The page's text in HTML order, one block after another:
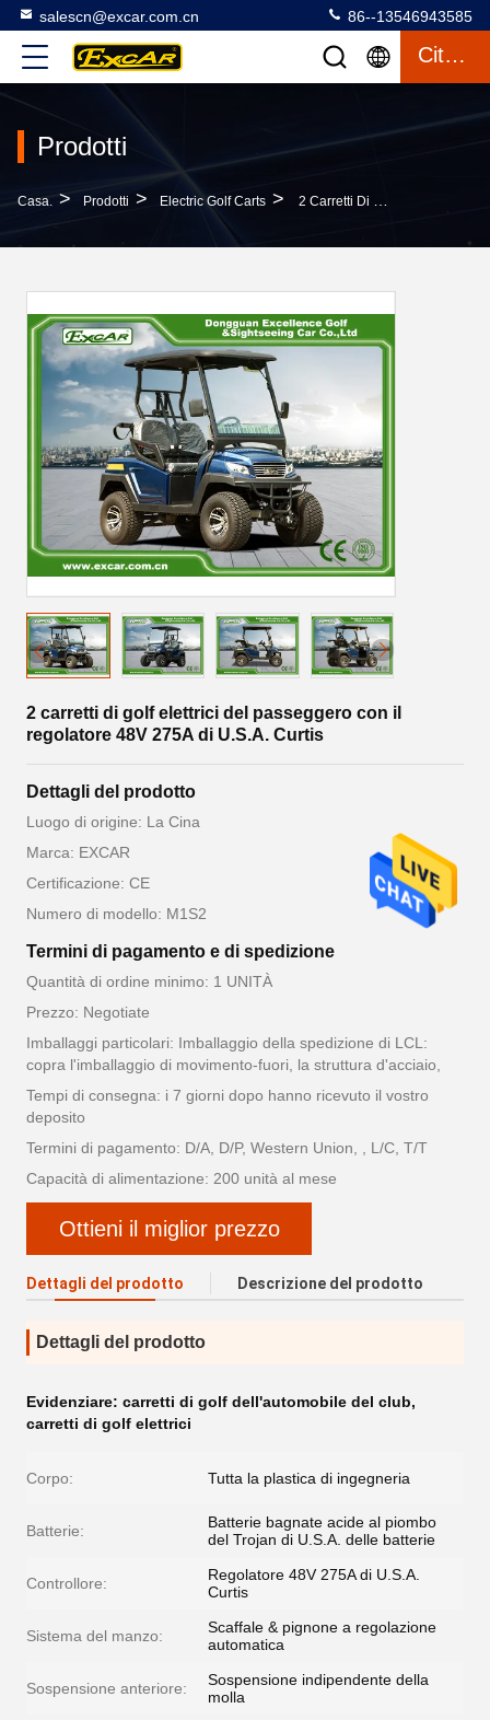
salescn@excar.com.cn 86--13546943585
Citazione
Prodotti
Casa. > Prodotti > Electric Golf Carts > 2 Carretti Di Golf Elettrici Del Passeggero Con Il Regolatore 48V 275A Di U.S.A. Curtis
2 carretti di golf elettrici del passeggero con il
regolatore 48V 275A di U.S.A. Curtis
Dettagli del prodotto
Luogo di origine: La Cina
Marca: EXCAR
Certificazione: CE
Numero di modello: M1S2
Termini di pagamento e di spedizione
Quantità di ordine minimo: 1 UNITÀ
Prezzo: Negotiate
Imballaggi particolari: Imballaggio della spedizione di LCL:
copra l'imballaggio di movimento-fuori, la struttura d'acciaio,
Tempi di consegna: i 7 giorni dopo hanno ricevuto il vostro
deposito
Termini di pagamento: D/A, D/P, Western Union, , L/C, T/T
Capacità di alimentazione: 200 unità al mese
Ottieni il miglior prezzo
Dettagli del prodotto Descrizione del prodotto
Dettagli del prodotto
Evidenziare: carretti di golf dell'automobile del club,
carretti di golf elettrici
Corpo: Tutta la plastica di ingegneria
Batterie:
Batterie bagnate acide al piombo
del Trojan di U.S.A. delle batterie
Controllore:
Regolatore 48V 275A di U.S.A.
Curtis
Sistema del manzo:
Scaffale & pignone a regolazione
automatica
Sospensione anteriore:
Sospensione indipendente della
molla